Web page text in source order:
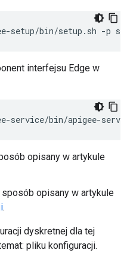
setup/bin/setup.sh -p
interfejsu Edge w
service/bin/apigee-
opisany w artykule
opisany w artykule
.
dyskretnej dla tej
pliku konfiguracji.